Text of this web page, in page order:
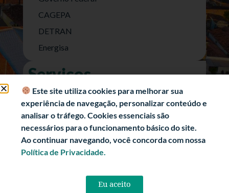
CAGEPA
DETRAN
Energisa
Serviços
Nota Fiscal Eletrônica
e-SIC (Acesso a Informação)
Transparência Fiscal
História
Informações Turísticas
Este site utiliza cookies para melhorar sua
experiência de navegação, personalizar conteúdo e
analisar o tráfego. Cookies essenciais são
necessários para o funcionamento básico do site.
Ao continuar navegando, você concorda com nossa
Política de Privacidade.
Eu aceito